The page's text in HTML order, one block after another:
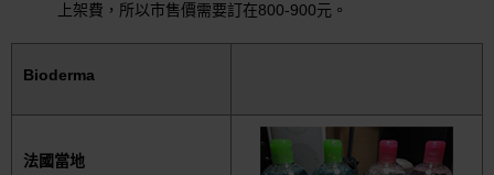
上架費，所以市售價需要訂在800-900元。
Bioderma
法國當地